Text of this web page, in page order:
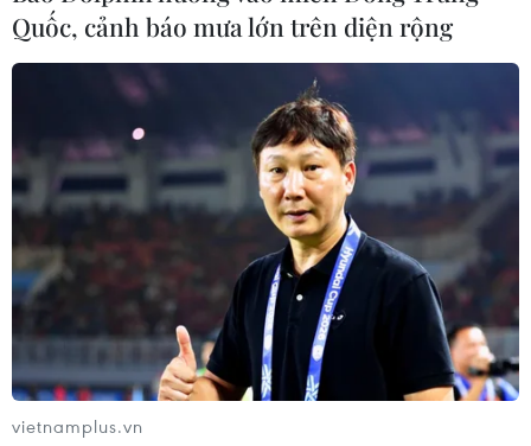
Quốc, cảnh báo mưa lớn trên diện rộng
vietnamplus.vn